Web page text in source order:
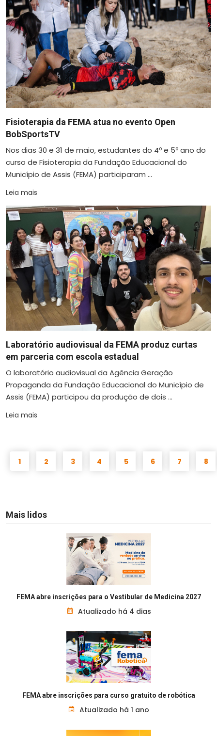
Fisioterapia da FEMA atua no evento Open
BobSportsTV
Nos dias 30 e 31 de maio, estudantes do 4º e 5º ano do
curso de Fisioterapia da Fundação Educacional do
Município de Assis (FEMA) participaram ...
Leia mais
Laboratório audiovisual da FEMA produz curtas
em parceria com escola estadual
O laboratório audiovisual da Agência Geração
Propaganda da Fundação Educacional do Município de
Assis (FEMA) participou da produção de dois ...
Leia mais
1 2 3 4 5 6 7 8
Mais lidos
FEMA abre inscrições para o Vestibular de Medicina 2027
Atualizado há 4 dias
FEMA abre inscrições para curso gratuito de robótica
Atualizado há 1 ano